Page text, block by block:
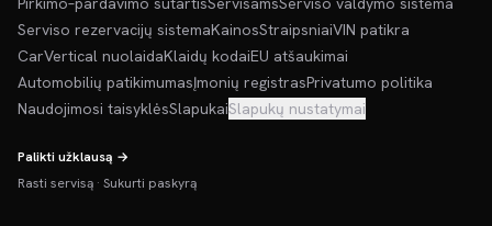
Serviso rezervacijų sistemaKainosStraipsniaiVIN patikra
CarVertical nuolaidaKlaidų kodaiEU atšaukimai
Automobilių patikimumasĮmonių registrasPrivatumo politika
Naudojimosi taisyklėsSlapukaiSlapukų nustatymai
Palikti užklausą →
Rasti servisą · Sukurti paskyrą